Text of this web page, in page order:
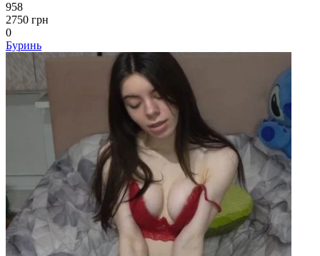
958
2750 грн
0
Буринь